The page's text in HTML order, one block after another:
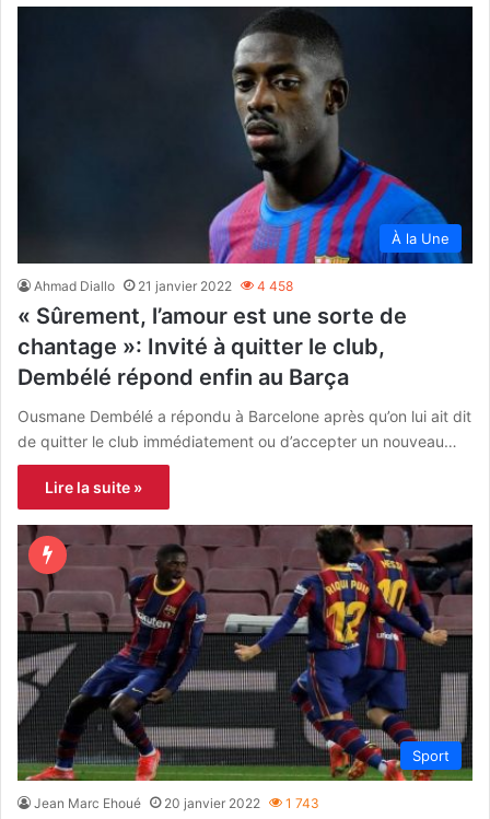
À la Une
Ahmad Diallo 21 janvier 2022 4 458
« Sûrement, l’amour est une sorte de
chantage »: Invité à quitter le club,
Dembélé répond enfin au Barça
Ousmane Dembélé a répondu à Barcelone après qu’on lui ait dit
de quitter le club immédiatement ou d’accepter un nouveau…
Lire la suite »
Sport
Jean Marc Ehoué 20 janvier 2022 1 743